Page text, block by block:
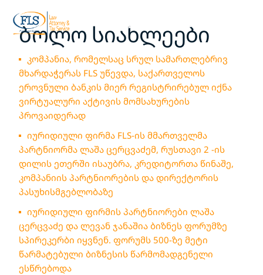
ტელ: +995 599 955 844
ბოლო სიახლეები
კომპანია, რომელსაც სრულ სამართლებრივ
მხარდაჭერას FLS უწევდა, საქართველოს
ეროვნული ბანკის მიერ რეგისტრირებულ იქნა
ვირტუალური აქტივის მომსახურების
პროვაიდერად
იურიდიული ფირმა FLS-ის მმართველმა
პარტნიორმა ლაშა ცერცვაძემ, რუსთავი 2 -ის
დილის ეთერში ისაუბრა, კრედიტორთა წინაშე,
კომპანიის პარტნიორების და დირექტორის
პასუხისმგებლობაზე
იურიდიული ფირმის პარტნიორები ლაშა
ცერცვაძე და ლევან ჯანაშია ბიზნეს ფორუმზე
სპირეკერბი იყვნენ. ფორუმს 500-ზე მეტი
წარმატებული ბიზნესის წარმომადგენელი
ესწრებოდა